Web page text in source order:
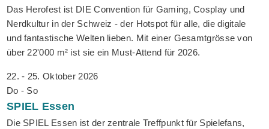
Das Herofest ist DIE Convention für Gaming, Cosplay und
Nerdkultur in der Schweiz - der Hotspot für alle, die digitale
und fantastische Welten lieben. Mit einer Gesamtgrösse von
über 22'000 m² ist sie ein Must-Attend für 2026.
22. - 25. Oktober 2026
Do - So
SPIEL Essen
Die SPIEL Essen ist der zentrale Treffpunkt für Spielefans,